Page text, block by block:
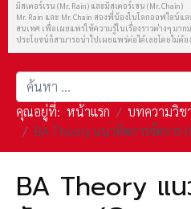
มิสเตอร์เรน (Mr. Rain) และมิสเตอร์เชน (Mr. Chain)
Mr. Rain และ Mr. Chain สองพี่น้องในโลกออฟไลน์
สนเทศ เพื่อเผยแพร่ให้ความรู้ในเรื่องราวต่างๆ มา
ประโยชน์ก็สามารถนำไปเผยแพร่ต่อได้เลยโดยไม่ต้
การค้นหา
คุณอยู่ที่: หน้าแรก บทความวิช
BA Theory แนวคิดการจัดกา
BA Theory แ